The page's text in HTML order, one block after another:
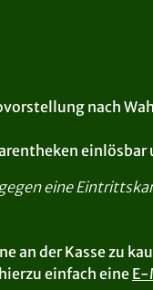
nach
eine
der Kasse zu
einfach eineE-